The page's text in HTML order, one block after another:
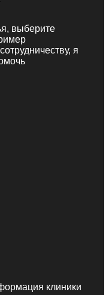
выберите
я
клиники